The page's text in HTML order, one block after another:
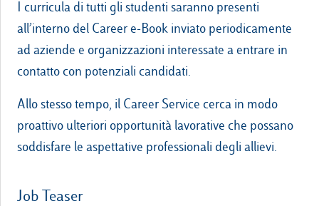
I curricula di tutti gli studenti saranno presenti
all’interno del Career e-Book inviato periodicamente
ad aziende e organizzazioni interessate a entrare in
contatto con potenziali candidati.
Allo stesso tempo, il Career Service cerca in modo
proattivo ulteriori opportunità lavorative che possano
soddisfare le aspettative professionali degli allievi.
Job Teaser